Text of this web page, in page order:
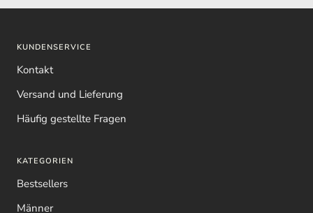
KUNDENSERVICE
Kontakt
Versand und Lieferung
Häufig gestellte Fragen
KATEGORIEN
Bestsellers
Männer